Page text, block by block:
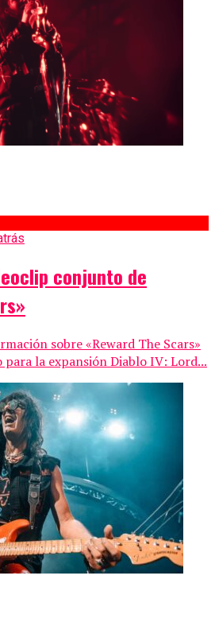
conjunto de
sobre «Reward The Scars»
para la expansión Diablo IV: Lord...